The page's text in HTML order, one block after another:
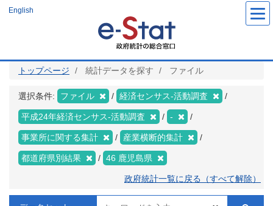
ツ
English
トップページ 統計データを探す ファイル
選択条件: ファイル 経済センサス‐活動調査
平成24年経済センサス‐活動調査 -
事業所に関する集計 産業横断的集計
都道府県別結果 46 鹿児島県
政府統計一覧に戻る（すべて解除）